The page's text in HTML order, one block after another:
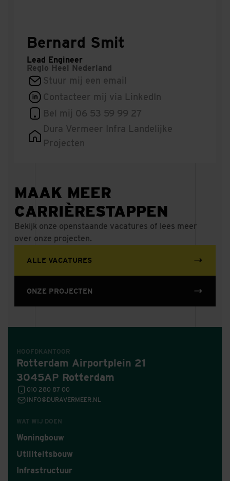
Bernard Smit
Lead Engineer
Regio Heel Nederland
Stuur mij een email
Contacteer mij via LinkedIn
Bel mij 06 53 59 99 27
Dura Vermeer Infra Landelijke
Projecten
MAAK MEER
CARRIÈRESTAPPEN
Bekijk onze openstaande vacatures of lees meer
over onze projecten.
ALLE VACATURES
ONZE PROJECTEN
WAT WIJ DOEN
Woningbouw
Utiliteitsbouw
Infrastructuur
HOOFDKANTOOR
Rotterdam Airportplein 21
3045AP Rotterdam
010 280 87 00
INFO@DURAVERMEER.NL